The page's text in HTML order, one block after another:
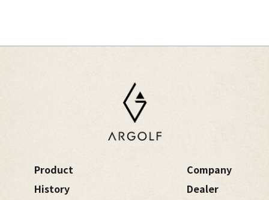
Product
History
Company
Dealer